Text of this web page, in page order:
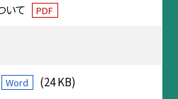
いて
PDF
Word
(24 KB)